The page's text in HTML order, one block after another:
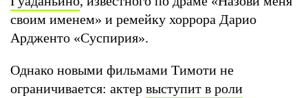
своим именем» и ремейку хоррора Дарио
Ардженто «Суспирия».
Однако новыми фильмами Тимоти не
ограничивается: актер выступит в роли